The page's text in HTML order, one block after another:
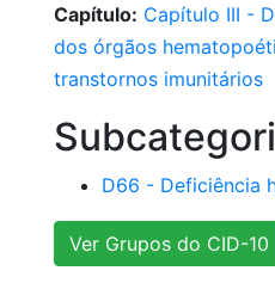
Capítulo: Capítulo III -
dos órgãos
transtornos imunitários
D66 - Deficiência
Ver Grupos do CID-10